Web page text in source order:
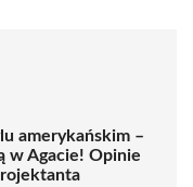
amerykańskim –
w Agacie! Opinie